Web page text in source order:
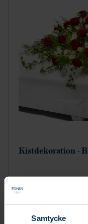
Samtycke
Kistdekoration -